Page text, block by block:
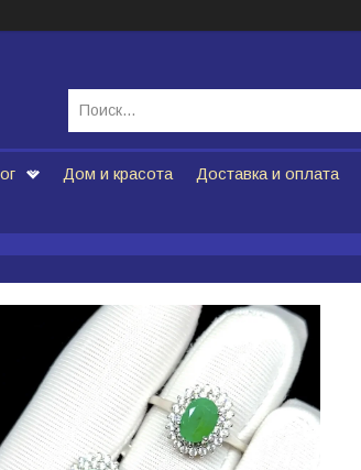
Дом и красота Доставка и оплата